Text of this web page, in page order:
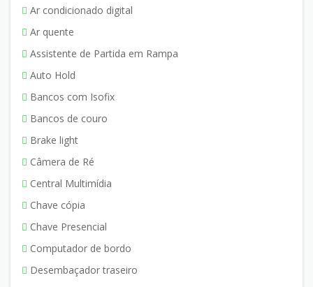
Ar condicionado digital
Ar quente
Assistente de Partida em Rampa
Auto Hold
Bancos com Isofix
Bancos de couro
Brake light
Câmera de Ré
Central Multimídia
Chave cópia
Chave Presencial
Computador de bordo
Desembaçador traseiro